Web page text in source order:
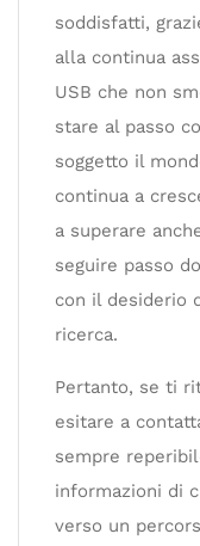
soddisfatti,
alla continua
USB che non
stare al passo
soggetto il
continua a
a superare
seguire passo
con il desiderio
ricerca.
Pertanto, se ti
esitare a
sempre
informazioni di
verso un